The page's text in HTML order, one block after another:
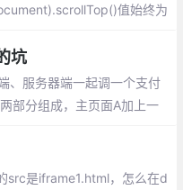
值始终为
坑
、服务器端一起调一个支付
部分组成，主页面A加上一
src是iframe1.html，怎么在d